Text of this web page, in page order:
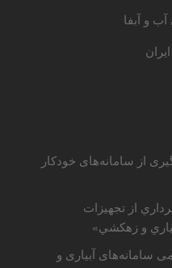
و آبفا
از سامانه‌های خودکار
از تجهيزات
و زهكشي»
سامانه‌های آبياری و